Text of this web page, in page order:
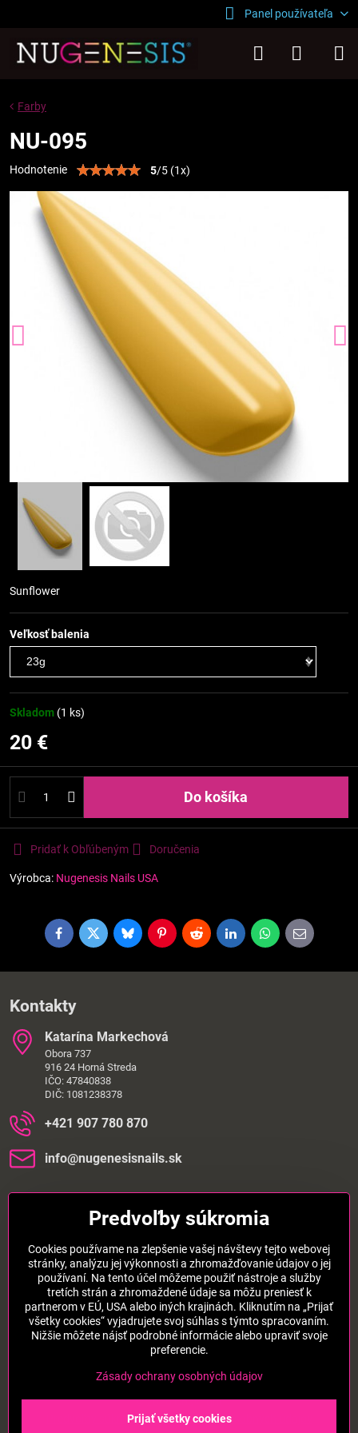
Panel používateľa
Farby
NU-095
Hodnotenie 5/5 (1x)
Sunflower
Veľkosť balenia
Skladom (1 ks)
20 €
Do košíka
Pridať k Obľúbeným Doručenia
Výrobca: Nugenesis Nails USA
FacebookTwitterBlueskyPinterestRedditLinkedInWhatsApp
E-
mail
Kontakty
Katarína Markechová
Obora 737
916 24 Horná Streda
IČO: 47840838
DIČ: 1081238378
+421 907 780 870
info​@nugenesisnails​.sk
Pridajte sa k nám aj na sieťach:
TikTok
©2026Copyright
Predvoľby súkromiaZásady ochrany osobných údajov
Predvoľby súkromia
Cookies používame na zlepšenie vašej návštevy tejto webovej
stránky, analýzu jej výkonnosti a zhromažďovanie údajov o jej
používaní. Na tento účel môžeme použiť nástroje a služby
tretích strán a zhromaždené údaje sa môžu preniesť k
partnerom v EÚ, USA alebo iných krajinách. Kliknutím na „Prijať
všetky cookies“ vyjadrujete svoj súhlas s týmto spracovaním.
Nižšie môžete nájsť podrobné informácie alebo upraviť svoje
preferencie.
Zásady ochrany osobných údajov
Prijať všetky cookies